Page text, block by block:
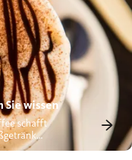
wissen
schafft